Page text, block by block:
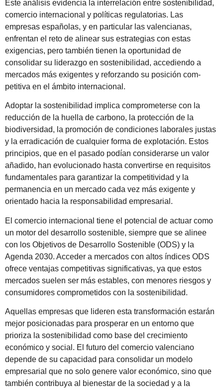
Este análisis evidencia la interrelación entre sostenibi­lidad,
comercio internacional y políticas regulatorias. Las
empresas españolas, y en particular las valencia­nas,
enfrentan el reto de alinear sus estrategias con es­tas
exigencias, pero también tienen la oportunidad de
consolidar su liderazgo en sostenibilidad, accediendo a
mercados más exigentes y reforzando su posición com­
petitiva en el ámbito internacional.
Adoptar la sostenibilidad implica comprometerse con la
reducción de la huella de carbono, la protección de la
biodiversidad, la promoción de condiciones laborales justas
y la erradicación de cualquier forma de explota­ción. Estos
principios, que en el pasado podían consi­derarse un valor
añadido, han evolucionado hasta con­vertirse en requisitos
fundamentales para garantizar la competitividad y la
permanencia en un mercado cada vez más exigente y
orientado hacia la responsabilidad empresarial.
El comercio internacional tiene el potencial de actuar como
un motor del desarrollo sostenible, siempre que se alinee
con los Objetivos de Desarrollo Sostenible (ODS) y la
Agenda 2030. Acceder a mercados con altos índices ODS
ofrece ventajas competitivas significativas, ya que estos
mercados suelen ser más estables, con menores riesgos y
consumidores comprometidos con la sostenibilidad.
Aquellas empresas que lideren esta transformación es­tarán
mejor posicionadas para prosperar en un entorno que
prioriza la sostenibilidad como base del crecimiento
económico y social. El futuro del comercio valenciano
depende de su capacidad para consolidar un modelo
empresarial que no solo genere valor económico, sino que
también contribuya al bienestar de la sociedad y a la